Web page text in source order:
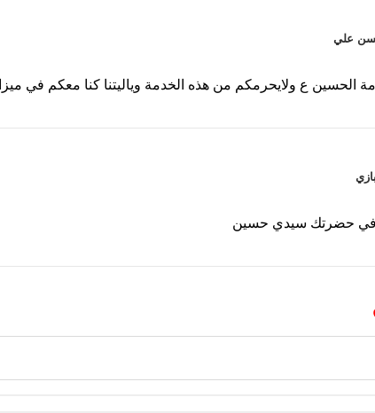
علي
الحسين ع ولايحرمكم من هذه الخدمة وياليتنا كنا معكم في
في حضرتك سيدي حسين